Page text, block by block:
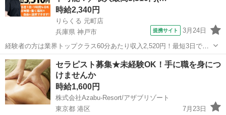
時給2,340円
りらくる 元町店
兵庫県 神戸市
提携サイト 3月24日
経験者の方は業界トップクラス60分あたり収入2,520円！最短3日で入
店可 今の収入と環境に満足していますか？ 「もっと高い収入がほし
い」 「安定して稼ぎたい」 その悩み、すべて解決します！ ・全国ト
ップクラスの店舗数...
兵庫 神戸市 セラピスト
セラピスト募集★未経験OK！手に職を身につ
けませんか
時給1,600円
株式会社Azabu-Resort/アザブリゾート
東京都 港区
7月23日